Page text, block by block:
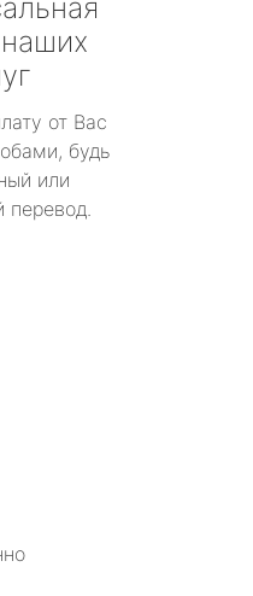
от Вас
будь
или
перевод.